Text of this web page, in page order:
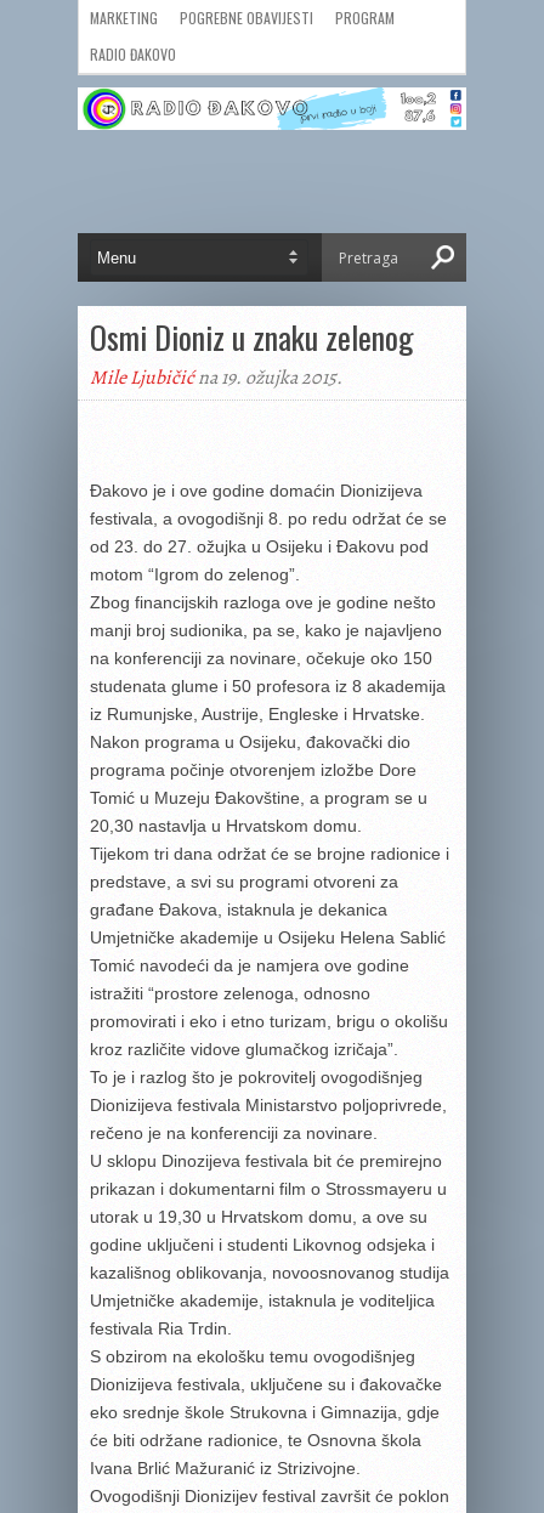
MARKETING POGREBNE OBAVIJESTI
PROGRAM
RADIO ĐAKOVO
Osmi Dioniz u znaku zelenog
Mile Ljubičićna 19. ožujka 2015.
Đakovo je i ove godine domaćin Dionizijeva
festivala, a ovogodišnji 8. po redu održat će se
od 23. do 27. ožujka u Osijeku i Đakovu pod
motom “Igrom do zelenog”.
Zbog financijskih razloga ove je godine nešto
manji broj sudionika, pa se, kako je najavljeno
na konferenciji za novinare, očekuje oko 150
studenata glume i 50 profesora iz 8 akademija
iz Rumunjske, Austrije, Engleske i Hrvatske.
Nakon programa u Osijeku, đakovački dio
programa počinje otvorenjem izložbe Dore
Tomić u Muzeju Đakovštine, a program se u
20,30 nastavlja u Hrvatskom domu.
Tijekom tri dana održat će se brojne radionice i
predstave, a svi su programi otvoreni za
građane Đakova, istaknula je dekanica
Umjetničke akademije u Osijeku Helena Sablić
Tomić navodeći da je namjera ove godine
istražiti “prostore zelenoga, odnosno
promovirati i eko i etno turizam, brigu o okolišu
kroz različite vidove glumačkog izričaja”.
To je i razlog što je pokrovitelj ovogodišnjeg
Dionizijeva festivala Ministarstvo poljoprivrede,
rečeno je na konferenciji za novinare.
U sklopu Dinozijeva festivala bit će premirejno
prikazan i dokumentarni film o Strossmayeru u
utorak u 19,30 u Hrvatskom domu, a ove su
godine uključeni i studenti Likovnog odsjeka i
kazališnog oblikovanja, novoosnovanog studija
Umjetničke akademije, istaknula je voditeljica
festivala Ria Trdin.
S obzirom na ekološku temu ovogodišnjeg
Dionizijeva festivala, uključene su i đakovačke
eko srednje škole Strukovna i Gimnazija, gdje
će biti održane radionice, te Osnovna škola
Ivana Brlić Mažuranić iz Strizivojne.
Ovogodišnji Dionizijev festival završit će poklon